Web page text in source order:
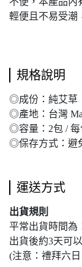
輕便且不易受潮
規格說明
◎成份：純艾草
◎產地：台灣
◎容量：2包 / 每
◎保存方式：避
運送方式
出貨規則
平常出貨時間為
出貨後約3天可
(注意：禮拜六